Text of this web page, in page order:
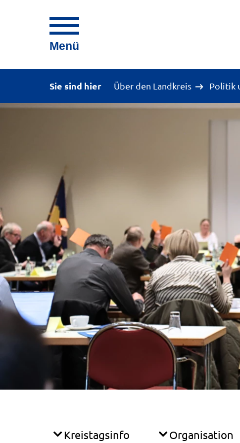
Menü
Sie sind hier Über den Landkreis Politik
Kreistagsinfo Organisation